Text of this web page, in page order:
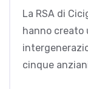
La RSA di
hanno creato
cinque